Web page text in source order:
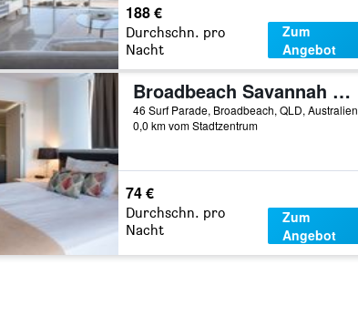
188 €
Durchschn. pro
Nacht
Zum
Angebot
Broadbeach Savannah Hotel & Resort
46 Surf Parade, Broadbeach, QLD, Australien
0,0 km vom Stadtzentrum
74 €
Durchschn. pro
Nacht
Zum
Angebot